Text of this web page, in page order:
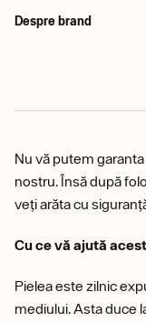
Despre brand
Nu vă putem
nostru. Însă după
veți arăta cu
Cu ce vă ajută
Pielea este zilnic
mediului. Asta duce